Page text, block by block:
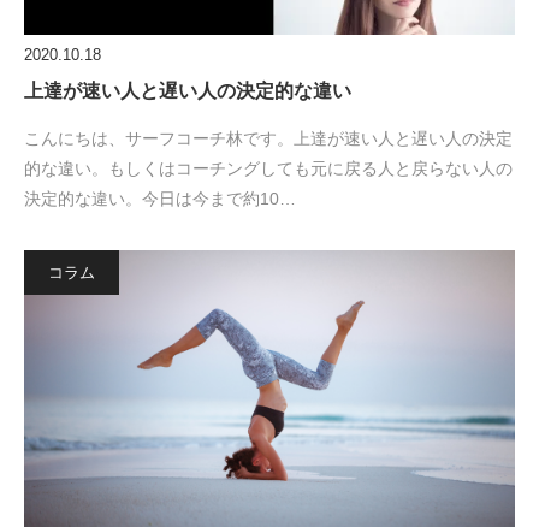
2020.10.18
上達が速い人と遅い人の決定的な違い
こんにちは、サーフコーチ林です。上達が速い人と遅い人の決定
的な違い。もしくはコーチングしても元に戻る人と戻らない人の
決定的な違い。今日は今まで約10…
コラム